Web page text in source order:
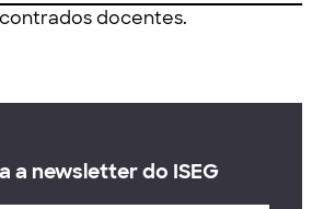
docentes.
a newsletter do ISEG